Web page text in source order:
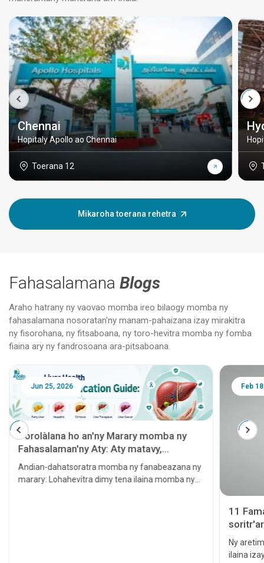
Chennai
Hopitaly Apollo ao Chennai
Toerana 12
Mikaroha toerana rehetra
Fahasalamana Blogs
Araho hatrany ny vaovao momba ireo bilaogy momba ny
fahasalamana nosoratan'ny manam-pahaizana izay mirakitra
ny fisorohana, ny fitsaboana, ny toro-hevitra momba ny fomba
fiaina ary ny fandrosoana ara-pitsaboana.
Jun 25, 2026
Torolàlana ho an'ny Marary momba ny
Fahasalaman'ny Aty: Aty matavy,
Hepatita, Sirôzy, Famindrana Aty ary
Homamiadan'ny Aty
Andian-dahatsoratra momba ny fanabeazana ny
marary: Lohahevitra dimy tena ilaina momba ny
Feb
11
Ny
ilaina